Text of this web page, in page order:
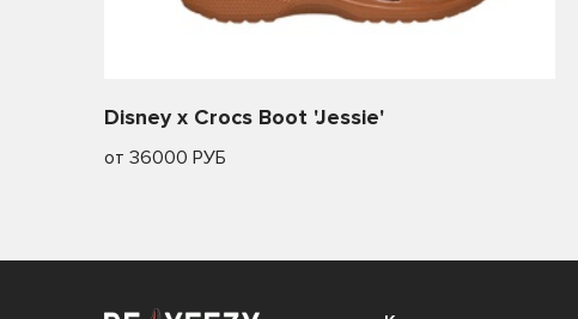
Disney x Crocs Boot 'Jessie'
от 36000 РУБ